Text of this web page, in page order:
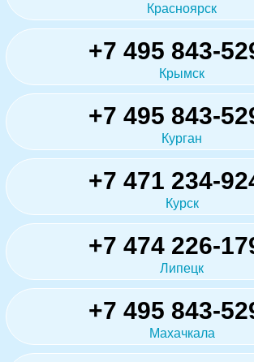
Красноярск
+7 495 843-
Крымск
+7 495 843-
Курган
+7 471 234-
Курск
+7 474 226-
Липецк
+7 495 843-
Махачкала